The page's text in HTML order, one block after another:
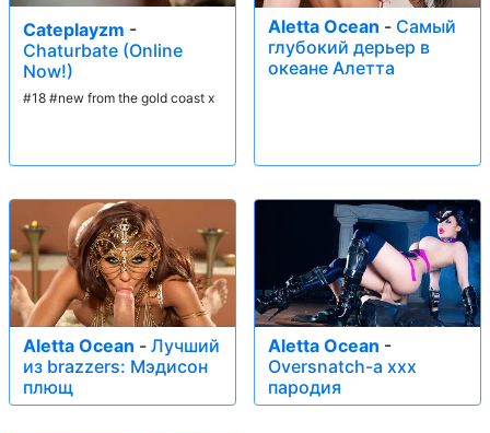
Cateplayzm -
Chaturbate (Online
Now!)
#18 #new from the gold coast x
Aletta Ocean - Самый
глубокий дерьер в
океане Алетта
Aletta Ocean - Лучший
из brazzers: Мэдисон
плющ
Aletta Ocean -
Oversnatch-a xxx
пародия